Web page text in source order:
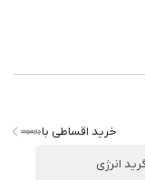
خرید اقساطی با
انرژی